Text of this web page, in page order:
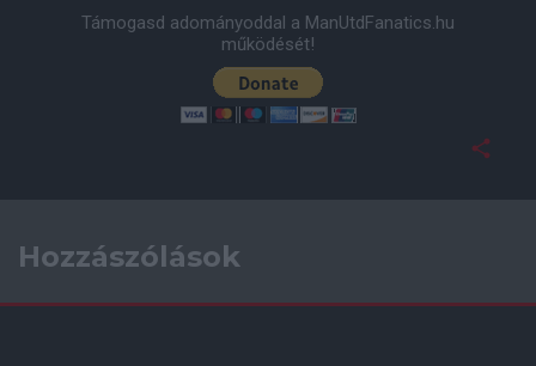
Támogasd adományoddal a ManUtdFanatics.hu
működését!
Hozzászólások